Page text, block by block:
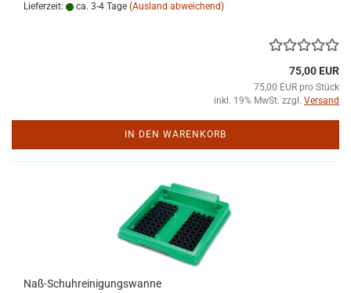
Lieferzeit: ca. 3-4 Tage (Ausland abweichend)
75,00 EUR
75,00 EUR pro Stück
inkl. 19% MwSt. zzgl. Versand
IN DEN WARENKORB
Naß-Schuhreinigungswanne